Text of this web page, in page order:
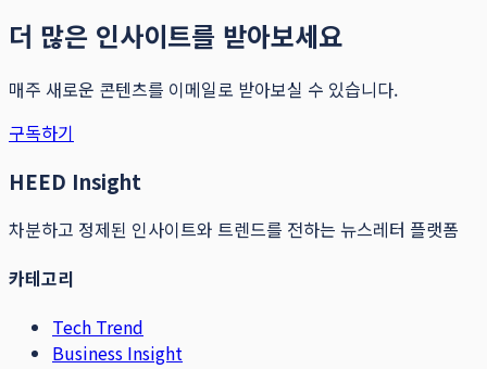
더 많은 인사이트를 받아보세요
매주 새로운 콘텐츠를 이메일로 받아보실 수 있습니다.
구독하기
HEED Insight
차분하고 정제된 인사이트와 트렌드를 전하는 뉴스레터 플랫폼
카테고리
Tech Trend
Business Insight